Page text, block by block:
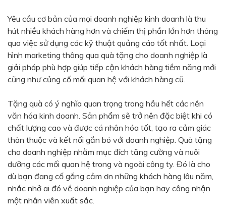
Xanh dương
Xám
Xanh lục
Vàng kem
Trắng
Bạc - Bạc
Xanh dương - Bạc
Xanh lá - Bạc
Tím - Bạc
Đỏ - Bạc
Bạc - Xanh dương
Bạc - Xanh lá
Bạc - Cam
Bạc - Đỏ
Đỏ - Bạc
Trong suốt
Đen - Trắng
Bạc - Đen
Nâu
Yêu cầu cơ bản của mọi doanh nghiệp kinh doanh là thu
hút nhiều khách hàng hơn và chiếm thị phần lớn hơn thông
qua việc sử dụng các kỹ thuật quảng cáo tốt nhất. Loại
hình marketing thông qua quà tặng cho doanh nghiệp là
giải pháp phù hợp giúp tiếp cận khách hàng tiềm năng mới
cũng như củng cố mối quan hệ với khách hàng cũ.
Tặng quà có ý nghĩa quan trọng trong hầu hết các nền
văn hóa kinh doanh. Sản phẩm sẽ trở nên đặc biệt khi có
chất lượng cao và được cá nhân hóa tốt, tạo ra cảm giác
thân thuộc và kết nối gắn bó với doanh nghiệp. Quà tặng
cho doanh nghiệp nhằm mục đích tăng cường và nuôi
dưỡng các mối quan hệ trong và ngoài công ty. Đó là cho
dù bạn đang cố gắng cảm ơn những khách hàng lâu năm,
nhắc nhở ai đó về doanh nghiệp của bạn hay công nhận
một nhân viên xuất sắc.